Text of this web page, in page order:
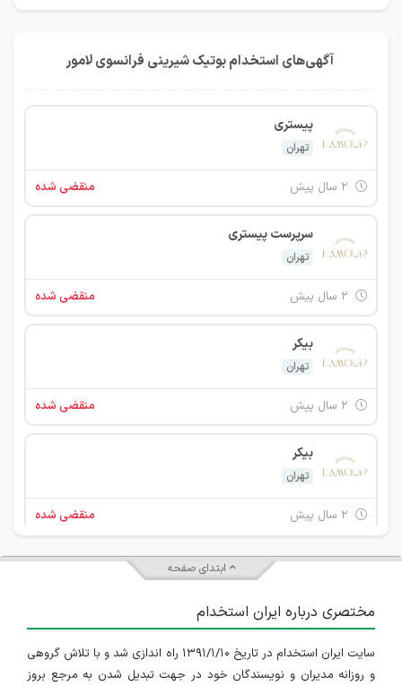
آگهی‌های استخدام بوتیک شیرینی فرانسوی لامور
پیستری
تهران
منقضی شده
سرپرست پیستری
تهران
منقضی شده
بیکر
تهران
منقضی شده
بیکر
تهران
منقضی شده
پیستری
۲ سال پیش منقضی شده
استخدام باریستا
ابتدای صفحه
مختصری درباره ایران استخدام
سایت ایران استخدام در تاریخ ۱۳۹۱/۱/۱۰ راه اندازی شد و با تلاش گروهی
و روزانه مدیران و نویسندگان خود در جهت تبدیل شدن به مرجع بروز